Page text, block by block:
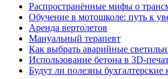
Распространённые мифы о
Обучение в мотошколе: путь к
Аренда вертолетов
Мануальный терапевт
Как выбрать аварийные
Использование бетона в 3D-
Будут ли полезны